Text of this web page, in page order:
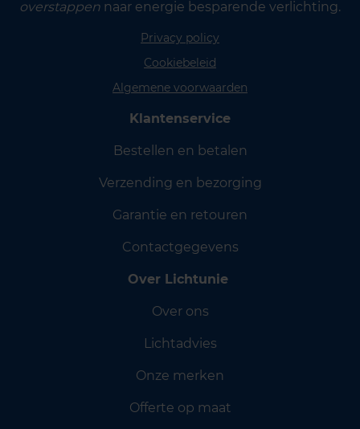
overstappen naar energie besparende verlichting.
Privacy policy
Cookiebeleid
Algemene voorwaarden
Klantenservice
Bestellen en betalen
Verzending en bezorging
Garantie en retouren
Contactgegevens
Over Lichtunie
Over ons
Lichtadvies
Onze merken
Offerte op maat